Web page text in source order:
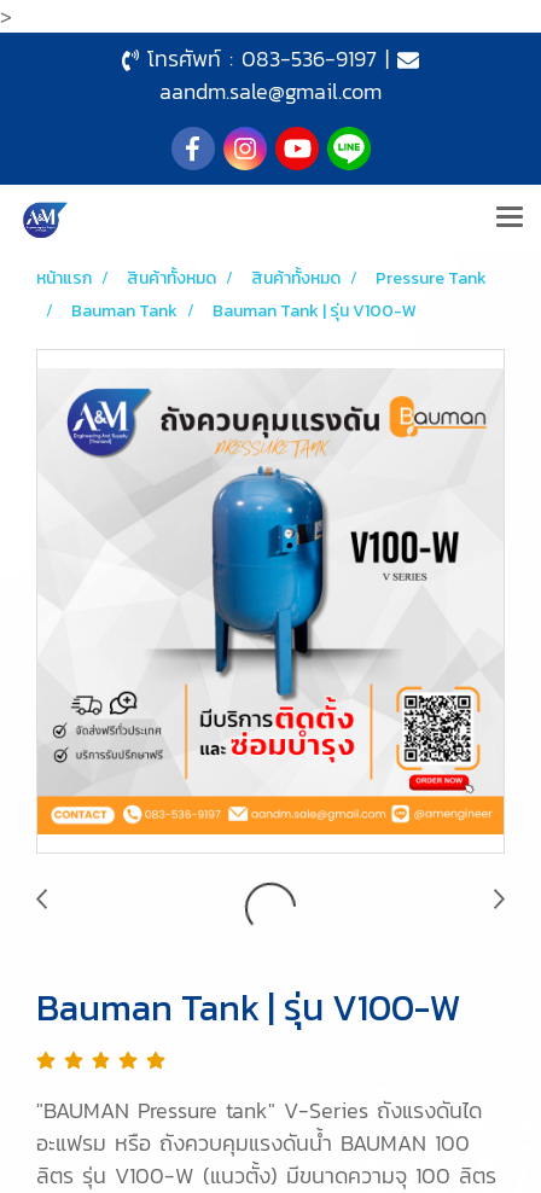
>
โทรศัพท์ : 083-536-9197|
aandm.sale@gmail.com
หน้าแรก สินค้าทั้งหมด สินค้าทั้งหมด
Pressure Tank
Bauman Tank
Bauman Tank | รุ่น V100-W
Bauman Tank | รุ่น V100-W
"BAUMAN Pressure tank" V-Series ถังแรงดันได
อะแฟรม หรือ ถังควบคุมแรงดันน้ำ BAUMAN 100
ลิตร รุ่น V100-W (แนวตั้ง) มีขนาดความจุ 100 ลิตร